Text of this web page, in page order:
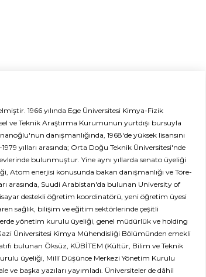
1966 yılında Ege Üniversitesi Kimya-Fizik
ve Teknik Araştırma Kurumunun yurtdışı bursuyla
danışmanlığında, 1968'de yüksek lisansını
yılları arasında; Orta Doğu Teknik Üniversitesi'nde
bulunmuştur. Yine aynı yıllarda senato üyeliği
Atom enerjisi konusunda bakan danışmanlığı ve Töre-
arasında, Suudi Arabistan'da bulunan University of
destekli öğretim koordinatörü, yeni öğretim üyesi
sağlık, bilişim ve eğitim sektörlerinde çeşitli
yönetim kurulu üyeliği, genel müdürlük ve holding
Üniversitesi Kimya Mühendisliği Bölümünden emekli
bulunan Öksüz, KÜBİTEM (Kültür, Bilim ve Teknik
üyeliği, Millî Düşünce Merkezi Yönetim Kurulu
başka yazıları yayımladı. Üniversiteler de dâhil